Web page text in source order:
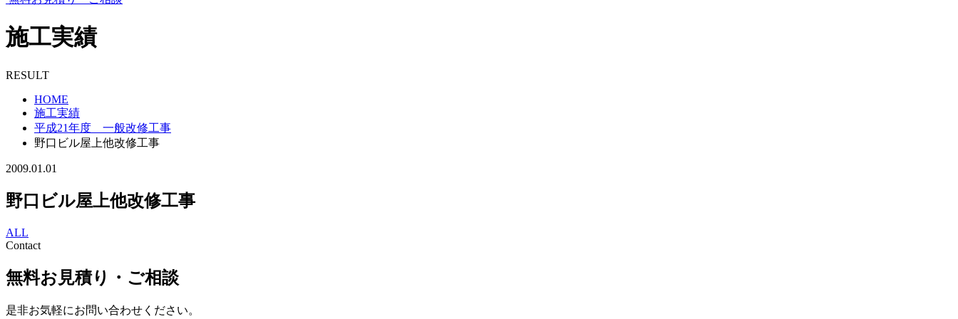
施工実績
RESULT
HOME
施工実績
平成21年度 一般改修工事
野口ビル屋上他改修工事
2009.01.01
野口ビル屋上他改修工事
ALL
Contact
無料お見積り・ご相談
是非お気軽にお問い合わせください。